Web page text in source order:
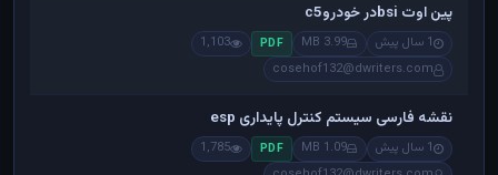
پین اوت bsiدر خودروc5
1 سال پیش 3.99 MB
PDF
1,103
cosehof132@dwriters.com
نقشه فارسی سیستم کنترل پایداری esp
1 سال پیش 1.09 MB
PDF
1,785